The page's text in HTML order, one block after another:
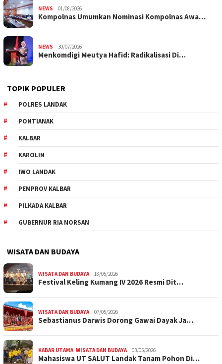
NEWS 01/08/2026
Kompolnas Umumkan Nominasi Kompolnas Awa…
NEWS 30/07/2026
Menkomdigi Meutya Hafid: Radikalisasi Di…
TOPIK POPULER
POLRES LANDAK
PONTIANAK
KALBAR
KAROLIN
IWO LANDAK
PEMPROV KALBAR
PILKADA KALBAR
GUBERNUR RIA NORSAN
WISATA DAN BUDAYA
WISATA DAN BUDAYA 18/05/2026
Festival Keling Kumang IV 2026 Resmi Dit…
WISATA DAN BUDAYA 07/05/2026
Sebastianus Darwis Dorong Gawai Dayak Ja…
KABAR UTAMA, WISATA DAN BUDAYA 03/05/2026
Mahasiswa UT SALUT Landak Tanam Pohon Di…